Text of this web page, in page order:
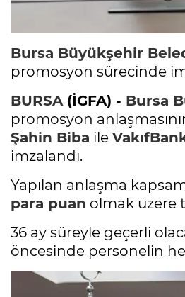
Bursa Büyükşehir
promosyon sürecinde
BURSA (İGFA) - Bursa
promosyon
Şahin Biba ile
imzalandı.
Yapılan anlaşma
para puan olmak üzere
36 ay süreyle geçerli
öncesinde personelin